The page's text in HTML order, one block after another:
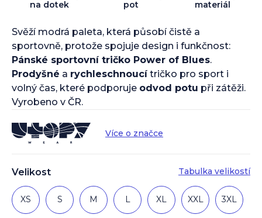
Velikost Tabulka velikostí
XS S M L XL XXL 3XL
Svěží modrá paleta, která působí čistě a
sportovně, protože spojuje design i funkčnost:
Pánské sportovní tričko Power of Blues.
Prodyšné a rychleschnoucítričko pro sport i
volný čas, které podporuje odvod potu při zátěži.
Vyrobeno v ČR.
Více o značce
na dotek
pot
materiál